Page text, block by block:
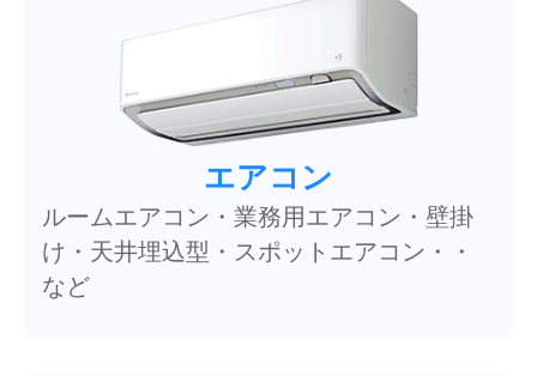
エアコン
ルームエアコン・業務用エアコン・壁掛
け・天井埋込型・スポットエアコン・・
など